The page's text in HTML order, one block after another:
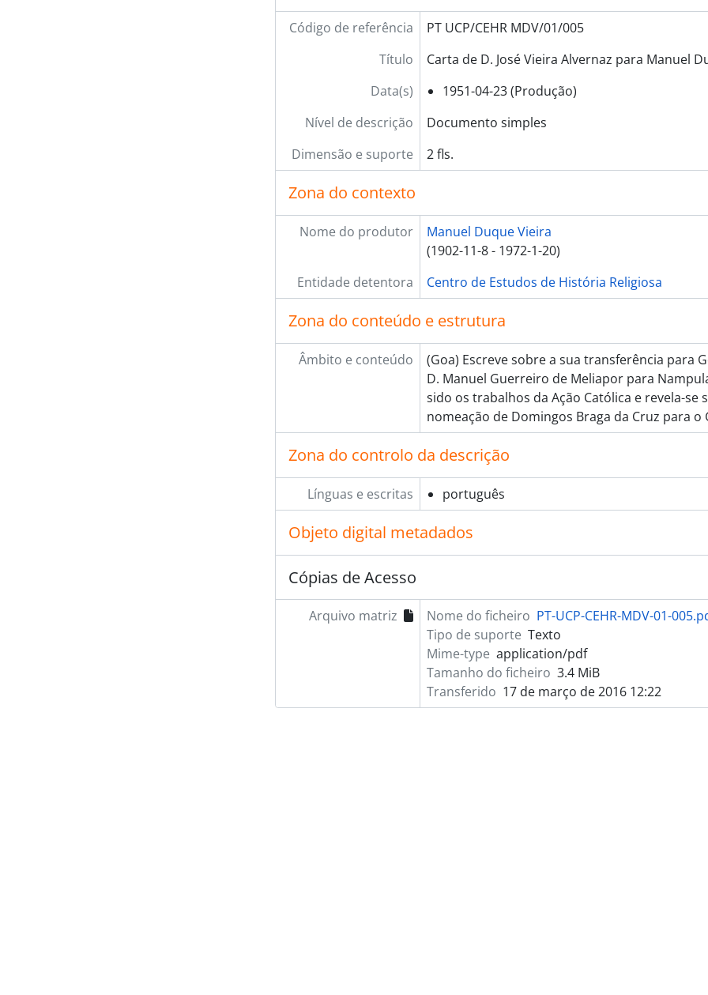
Código de referência
PT UCP/CEHR MDV/01/005
Título
Carta de D. José Vieira Alvernaz para Manuel
Data(s)
1951-04-23 (Produção)
Nível de descrição
Documento simples
Dimensão e suporte
2 fls.
Zona do contexto
Nome do produtor
Manuel Duque Vieira
(1902-11-8 - 1972-1-20)
Entidade detentora
Centro de Estudos de História Religiosa
Zona do conteúdo e estrutura
Âmbito e conteúdo
(Goa) Escreve sobre a sua transferência para
D. Manuel Guerreiro de Meliapor para
sido os trabalhos da Ação Católica e revela-se
nomeação de Domingos Braga da Cruz para
Zona do controlo da descrição
Línguas e escritas português
Objeto digital metadados
Cópias de Acesso
Arquivo matriz Nome do ficheiro PT-UCP-CEHR-MDV-01-
Tipo de suporte Texto
Mime-type application/pdf
Tamanho do ficheiro 3.4 MiB
Transferido 17 de março de 2016 12:22